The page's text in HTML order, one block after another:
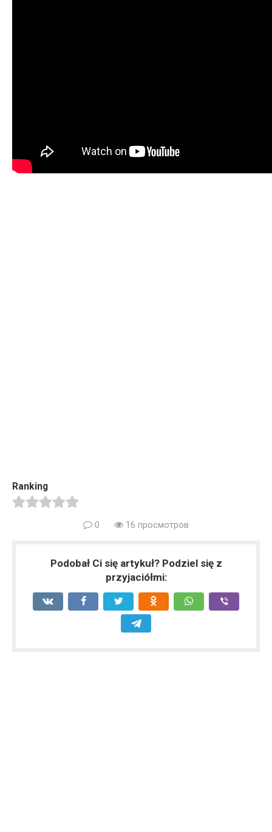
Ranking
0 16 просмотров
Podobał Ci się artykuł? Podziel się z
przyjaciółmi: